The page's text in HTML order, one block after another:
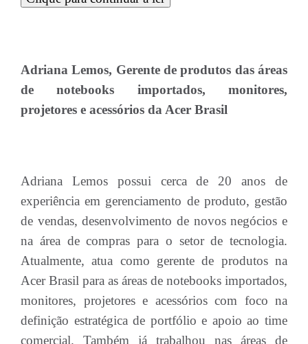
Adriana Lemos, Gerente de produtos das áreas
de notebooks importados, monitores,
projetores e acessórios da Acer Brasil
Adriana Lemos possui cerca de 20 anos de
experiência em gerenciamento de produto, gestão
de vendas, desenvolvimento de novos negócios e
na área de compras para o setor de tecnologia.
Atualmente, atua como gerente de produtos na
Acer Brasil para as áreas de notebooks importados,
monitores, projetores e acessórios com foco na
definição estratégica de portfólio e apoio ao time
comercial. Também já trabalhou nas áreas de